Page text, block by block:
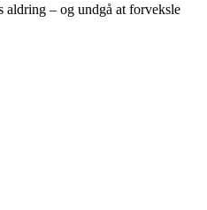
aldring – og undgå at forveksle